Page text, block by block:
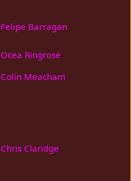
Felipe Barragan
Ocea Ringrose
Colin Meacham
Chris Claridge